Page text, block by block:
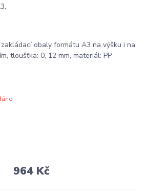
obaly formátu A3 na výšku i na
tloušťka: 0, 12 mm, materiál: PP
964 Kč